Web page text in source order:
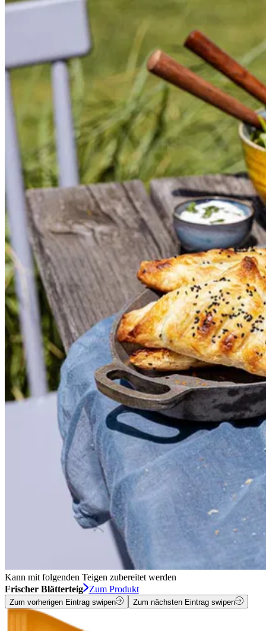
Kann mit folgenden Teigen zubereitet werden
Frischer Blätterteig
Zum Produkt
Zum vorherigen Eintrag swipen Zum nächsten Eintrag swipen